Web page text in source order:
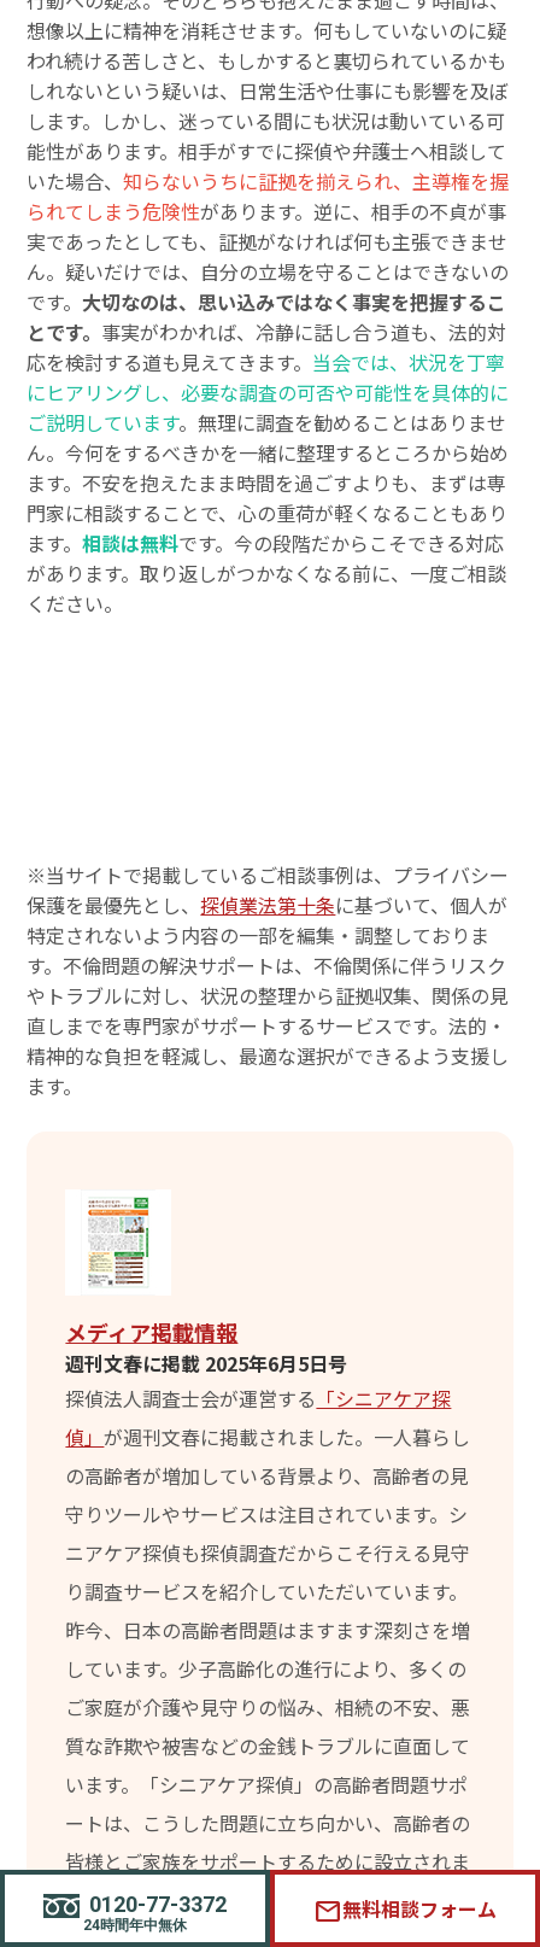
想像以上に精神を消耗させます。何もしていないのに疑
われ続ける苦しさと、もしかすると裏切られているかも
しれないという疑いは、日常生活や仕事にも影響を及ぼ
します。しかし、迷っている間にも状況は動いている可
能性があります。相手がすでに探偵や弁護士へ相談して
いた場合、知らないうちに証拠を揃えられ、主導権を握
られてしまう危険性があります。逆に、相手の不貞が事
実であったとしても、証拠がなければ何も主張できませ
ん。疑いだけでは、自分の立場を守ることはできないの
です。 大切なのは、思い込みではなく事実を把握するこ
とです。 事実がわかれば、冷静に話し合う道も、法的対
応を検討する道も見えてきます。 当会では、状況を丁寧
にヒアリングし、必要な調査の可否や可能性を具体的に
ご説明しています。無理に調査を勧めることはありませ
ん。今何をするべきかを一緒に整理するところから始め
ます。不安を抱えたまま時間を過ごすよりも、まずは専
門家に相談することで、心の重荷が軽くなることもあり
ます。相談は無料です。今の段階だからこそできる対応
があります。取り返しがつかなくなる前に、一度ご相談
ください。
※当サイトで掲載しているご相談事例は、プライバシー
保護を最優先とし、探偵業法第十条に基づいて、個人が
特定されないよう内容の一部を編集・調整しておりま
す。不倫問題の解決サポートは、不倫関係に伴うリスク
やトラブルに対し、状況の整理から証拠収集、関係の見
直しまでを専門家がサポートするサービスです。法的・
精神的な負担を軽減し、最適な選択ができるよう支援し
ます。
メディア掲載情報
週刊文春に掲載 2025年6月5日号
探偵法人調査士会が運営する 「シニアケア探
偵」が週刊文春に掲載されました。一人暮らし
の高齢者が増加している背景より、高齢者の見
守りツールやサービスは注目されています。シ
ニアケア探偵も探偵調査だからこそ行える見守
り調査サービスを紹介していただいています。
昨今、日本の高齢者問題はますます深刻さを増
しています。少子高齢化の進行により、多くの
ご家庭が介護や見守りの悩み、相続の不安、悪
質な詐欺や被害などの金銭トラブルに直面して
います。「シニアケア探偵」の高齢者問題サポ
ートは、こうした問題に立ち向かい、高齢者の
皆様とご家族をサポートするために設立されま
した。
0120-77-3372
24時間年中無休 mail無料相談フォーム